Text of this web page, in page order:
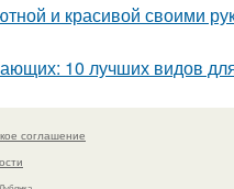
и красивой своими
10 лучших видов
соглашение